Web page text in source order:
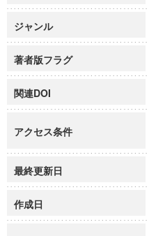
ジャンル
著者版フラグ
関連DOI
アクセス条件
最終更新日
作成日